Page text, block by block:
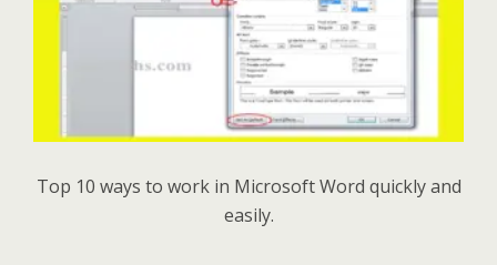
Top 10 ways to work in Microsoft Word quickly and
easily.